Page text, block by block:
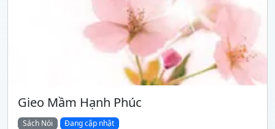
Gieo Mầm Hạnh Phúc
Sách Nói Đang cập nhật